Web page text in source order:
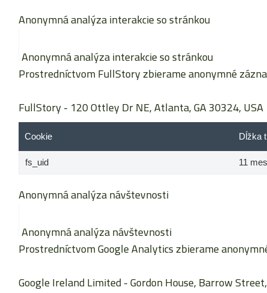
Anonymná analýza interakcie so stránkou
Anonymná analýza interakcie so stránkou
Prostredníctvom FullStory zbierame anonymné
FullStory- 120 Ottley Dr NE, Atlanta, GA 30324, USA
Cookie Dĺžka
fs_uid 11
Anonymná analýza návštevnosti
Anonymná analýza návštevnosti
Prostredníctvom Google Analytics zbierame
Google Ireland Limited- Gordon House, Barrow